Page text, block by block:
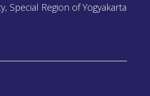
Special Region of Yogyakarta